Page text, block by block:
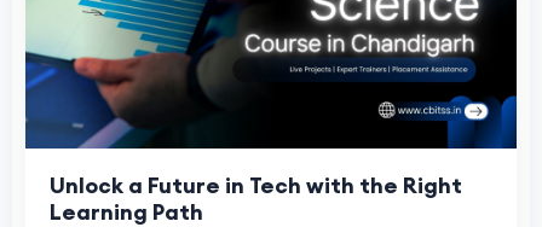
Unlock a Future in Tech with the Right
Learning Path